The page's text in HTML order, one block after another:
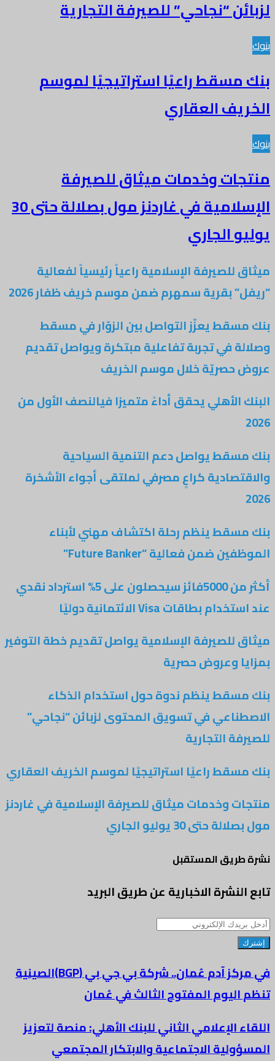
لزبائن “نجاحي” للصيرفة التجارية
بنوك
بنك مسقط راعيًا استراتيجيًا لموسم
الخريف العقاري
بنوك
منتجات وخدمات ميثاق للصيرفة
الإسلامية في غاردنز مول بصلالة حتى 30
يوليو الجاري
ميثاق للصيرفة الإسلامية راعياً رئيسياً لفعالية
“ريفل” بقرية سمهرم ضمن موسم خريف ظفار 2026
بنك مسقط يعزّز التواصل بين الزوّار في مسقط
وصلالة في تجربة تفاعلية مبتكرة ويواصل تقديم
عروض حصريّة خلال موسم الخريف
البنك الأهلي يحقق أداءً متميزا فيالنصف الأول من
2026
بنك مسقط يواصل دعم التنمية السياحية
والاقتصادية كراعٍ مصرفي لملتقى أجواء الأشخرة
2026
بنك مسقط ينظم رحلة اكتشاف مهني لأبناء
الموظفين ضمن فعالية “Future Banker”
أكثر من 5000فائز سيحصلون على 5% استرداد نقدي
عند استخدام بطاقات Visa الائتمانية دوليًا
ميثاق للصيرفة الإسلامية يواصل تقديم خطة التوفير
بمزايا وعروض حصرية
بنك مسقط ينظم ندوة حول استخدام الذكاء
الاصطناعي في تسويق المحتوى لزبائن “نجاحي”
للصيرفة التجارية
بنك مسقط راعيًا استراتيجيًا لموسم الخريف العقاري
منتجات وخدمات ميثاق للصيرفة الإسلامية في غاردنز
مول بصلالة حتى 30 يوليو الجاري
نشرة طريق المستقبل
تابع النشرة الاخبارية عن طريق البريد
أدخل
بريدك
في مركز آدم عُمان.. شركة بي جي بي (BGP)الصينية
تنظم اليوم المفتوح الثالث في عُمان
اللقاء الإعلامي الثاني للبنك الأهلي: منصة لتعزيز
المسؤولية الاجتماعية والابتكار المجتمعي